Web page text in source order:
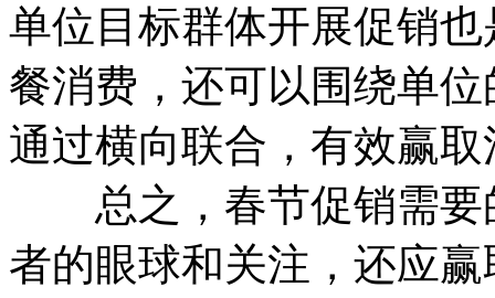
单位目标群体开展促销
餐消费，还可以围绕单
通过横向联合，有效赢
总之，春节促销需要
者的眼球和关注，还应